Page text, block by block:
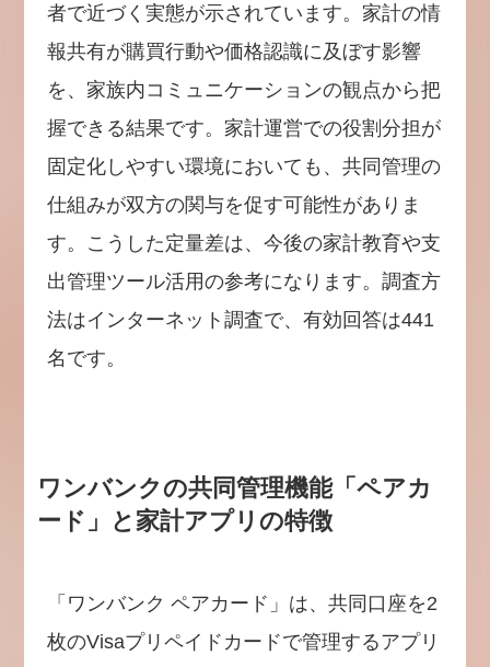
者で近づく実態が示されています。家計の情
報共有が購買行動や価格認識に及ぼす影響
を、家族内コミュニケーションの観点から把
握できる結果です。家計運営での役割分担が
固定化しやすい環境においても、共同管理の
仕組みが双方の関与を促す可能性がありま
す。こうした定量差は、今後の家計教育や支
出管理ツール活用の参考になります。調査方
法はインターネット調査で、有効回答は441
名です。
ワンバンクの共同管理機能「ペアカ
ード」と家計アプリの特徴
「ワンバンク ペアカード」は、共同口座を2
枚のVisaプリペイドカードで管理するアプリ